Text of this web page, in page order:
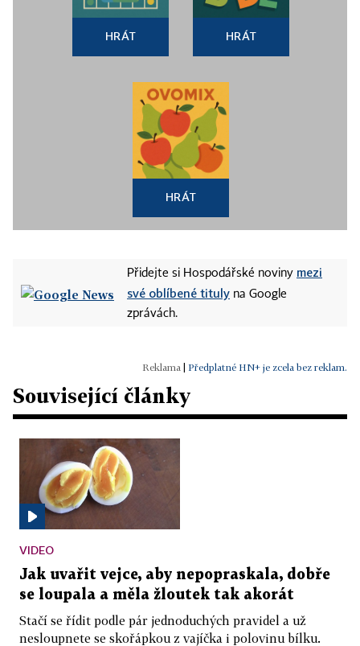
HRÁT HRÁT
HRÁT
Přidejte si Hospodářské noviny mezi
své oblíbené tituly na Google
zprávách.
Předplatné HN+ je zcela bez reklam.
Související články
VIDEO
Jak uvařit vejce, aby nepopraskala, dobře
se loupala a měla žloutek tak akorát
Stačí se řídit podle pár jednoduchých pravidel a už
nesloupnete se skořápkou z vajíčka i polovinu bílku.